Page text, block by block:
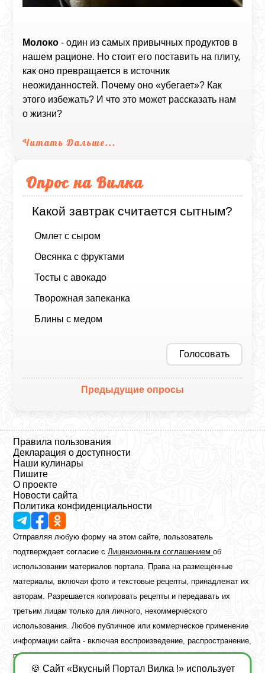
Молоко - один из самых привычных продуктов в
нашем рационе. Но стоит его поставить на плиту,
как оно превращается в источник
неожиданностей. Почему оно «убегает»? Как
этого избежать? И что это может рассказать нам
о жизни?
Читать Дальше...
Опрос на Вилка
Какой завтрак считается сытным?
Омлет с сыром
Овсянка с фруктами
Тосты с авокадо
Творожная запеканка
Блины с медом
Голосовать
Предыдущие опросы
Правила пользования
Декларация о доступности
Наши кулинары
Пишите
О проекте
Новости сайта
Политика конфиденциальности
Отправляя любую форму на этом сайте, пользователь
подтверждает согласие сЛицензионным соглашениемоб
использовании материалов портала. Права на размещённые
материалы, включая фото и текстовые рецепты, принадлежат их
авторам. Разрешается копировать рецепты и передавать их
третьим лицам только для личного, некоммерческого
использования. Любое публичное или коммерческое применение
информации сайта - включая воспроизведение, распространение,
публикацию или обработку - возможно лишь при наличии
предварительного письменного разрешения правообладателя.
🍪 Сайт «Вкусный Портал Вилка !» использует